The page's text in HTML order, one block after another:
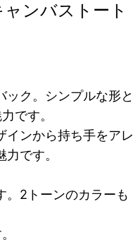
ンバストート
ック。シンプルな形と
です。
インから持ち手をアレ
です。
。2トーンのカラーも